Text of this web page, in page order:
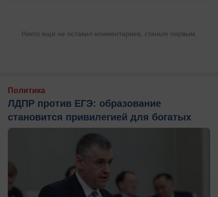
Никто ещё не оставил комментариев, станьте первым.
Политика
ЛДПР против ЕГЭ: образование
становится привилегией для богатых